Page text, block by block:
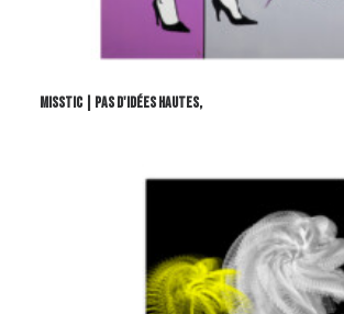
Misstic | Pas d'idées hautes,